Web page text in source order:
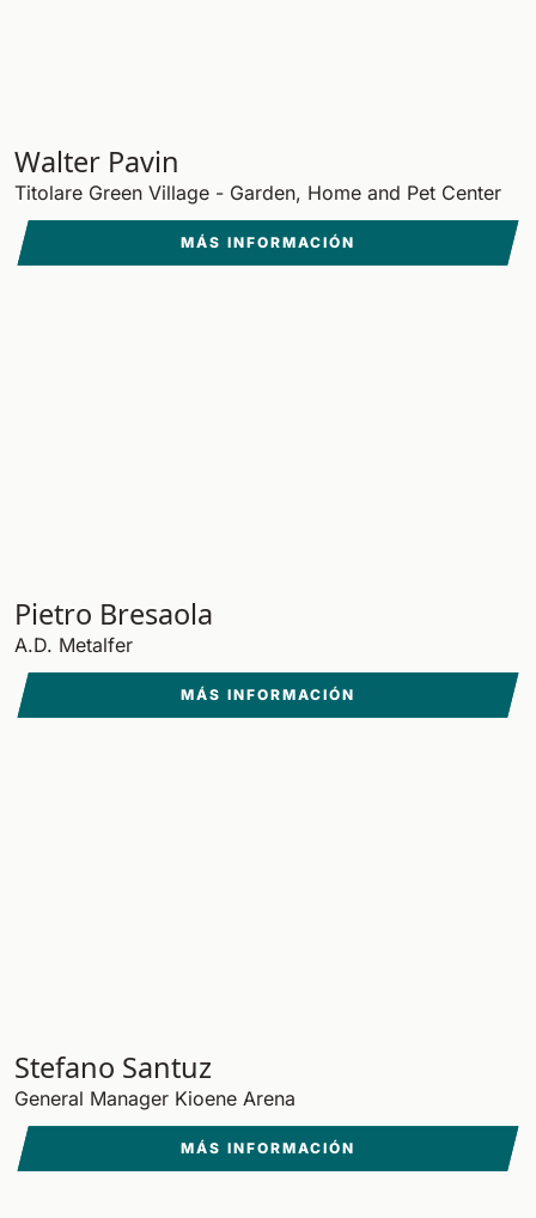
Walter Pavin
Titolare Green Village - Garden, Home and Pet Center
MÁS INFORMACIÓN
Pietro Bresaola
A.D. Metalfer
MÁS INFORMACIÓN
Stefano Santuz
General Manager Kioene Arena
MÁS INFORMACIÓN